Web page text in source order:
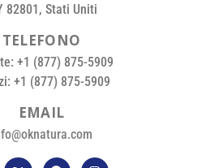
82801, Stati Uniti
TELEFONO
+1 (877) 875-5909
+1 (877) 875-5909
EMAIL